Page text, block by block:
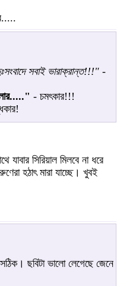
সবাই ভারাক্রান্ত!!!" -
- চমৎকার!!!
যাবার সিরিয়াল মিলবে না ধরে
হঠাৎ মারা যাচ্ছে। খুবই
ছবিটা ভালো লেগেছে জেনে